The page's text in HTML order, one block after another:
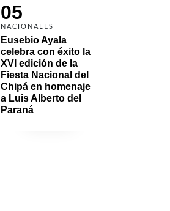
05
NACIONALES
Eusebio Ayala
celebra con éxito la
XVI edición de la
Fiesta Nacional del
Chipá en homenaje
a Luis Alberto del
Paraná